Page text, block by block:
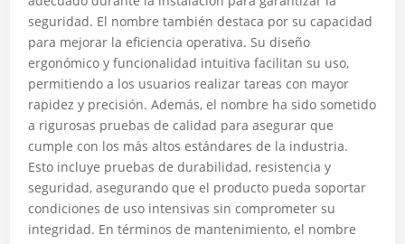
seguridad. El nombre también destaca por su capacidad
para mejorar la eficiencia operativa. Su diseño
ergonómico y funcionalidad intuitiva facilitan su uso,
permitiendo a los usuarios realizar tareas con mayor
rapidez y precisión. Además, el nombre ha sido sometido
a rigurosas pruebas de calidad para asegurar que
cumple con los más altos estándares de la industria.
Esto incluye pruebas de durabilidad, resistencia y
seguridad, asegurando que el producto pueda soportar
condiciones de uso intensivas sin comprometer su
integridad. En términos de mantenimiento, el nombre